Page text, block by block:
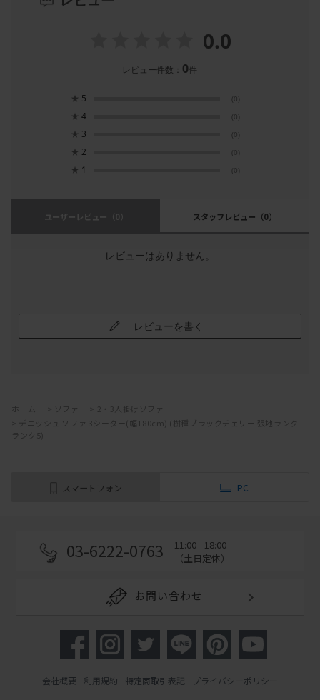
0.0
レビュー件数： 0件
★ 5 (0)
★ 4 (0)
★ 3 (0)
★ 2 (0)
★ 1 (0)
ユーザーレビュー （0） スタッフレビュー （0）
レビューはありません。
レビューを書く
ホーム ソファ
2・3人掛けソファ
デニッシュ ソファ 3シーター(幅180cm) (樹種ブラックチェリー 張地ランク
ランク5)
スマートフォン PC
03-6222-0763
11:00 - 18:00
（土日定休）
お問い合わせ
会社概要 利用規約 特定商取引表記 プライバシーポリシー